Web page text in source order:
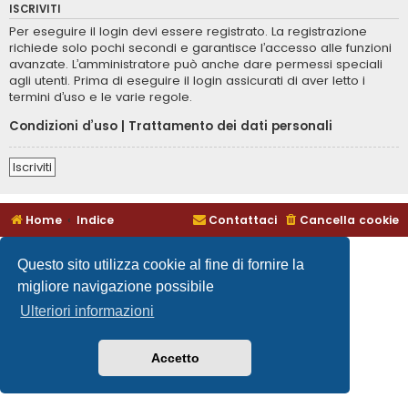
Questo sito utilizza cookie al fine di fornire la
migliore navigazione possibile
Ulteriori informazioni
Accetto
ISCRIVITI
Per eseguire il login devi essere registrato. La registrazione
richiede solo pochi secondi e garantisce l’accesso alle funzioni
avanzate. L’amministratore può anche dare permessi speciali
agli utenti. Prima di eseguire il login assicurati di aver letto i
termini d’uso e le varie regole.
Condizioni d’uso | Trattamento dei dati personali
Iscriviti
Home Indice Cancella cookie
Contattaci